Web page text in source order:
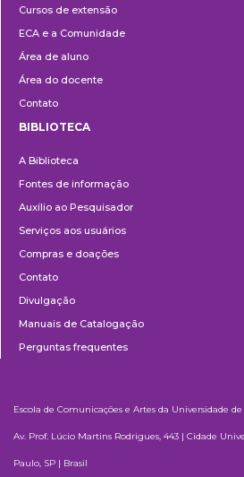
Extensão
Cursos de extensão
ECA e a Comunidade
Área de aluno
Área do docente
Contato
BIBLIOTECA
A Biblioteca
Fontes de informação
Auxílio ao Pesquisador
Serviços aos usuários
Compras e doações
Contato
Divulgação
Manuais de Catalogação
Perguntas frequentes
Escola de Comunicações e Artes da Universidade
Av. Prof. Lúcio Martins Rodrigues, 443 | Cidade
Paulo, SP | Brasil